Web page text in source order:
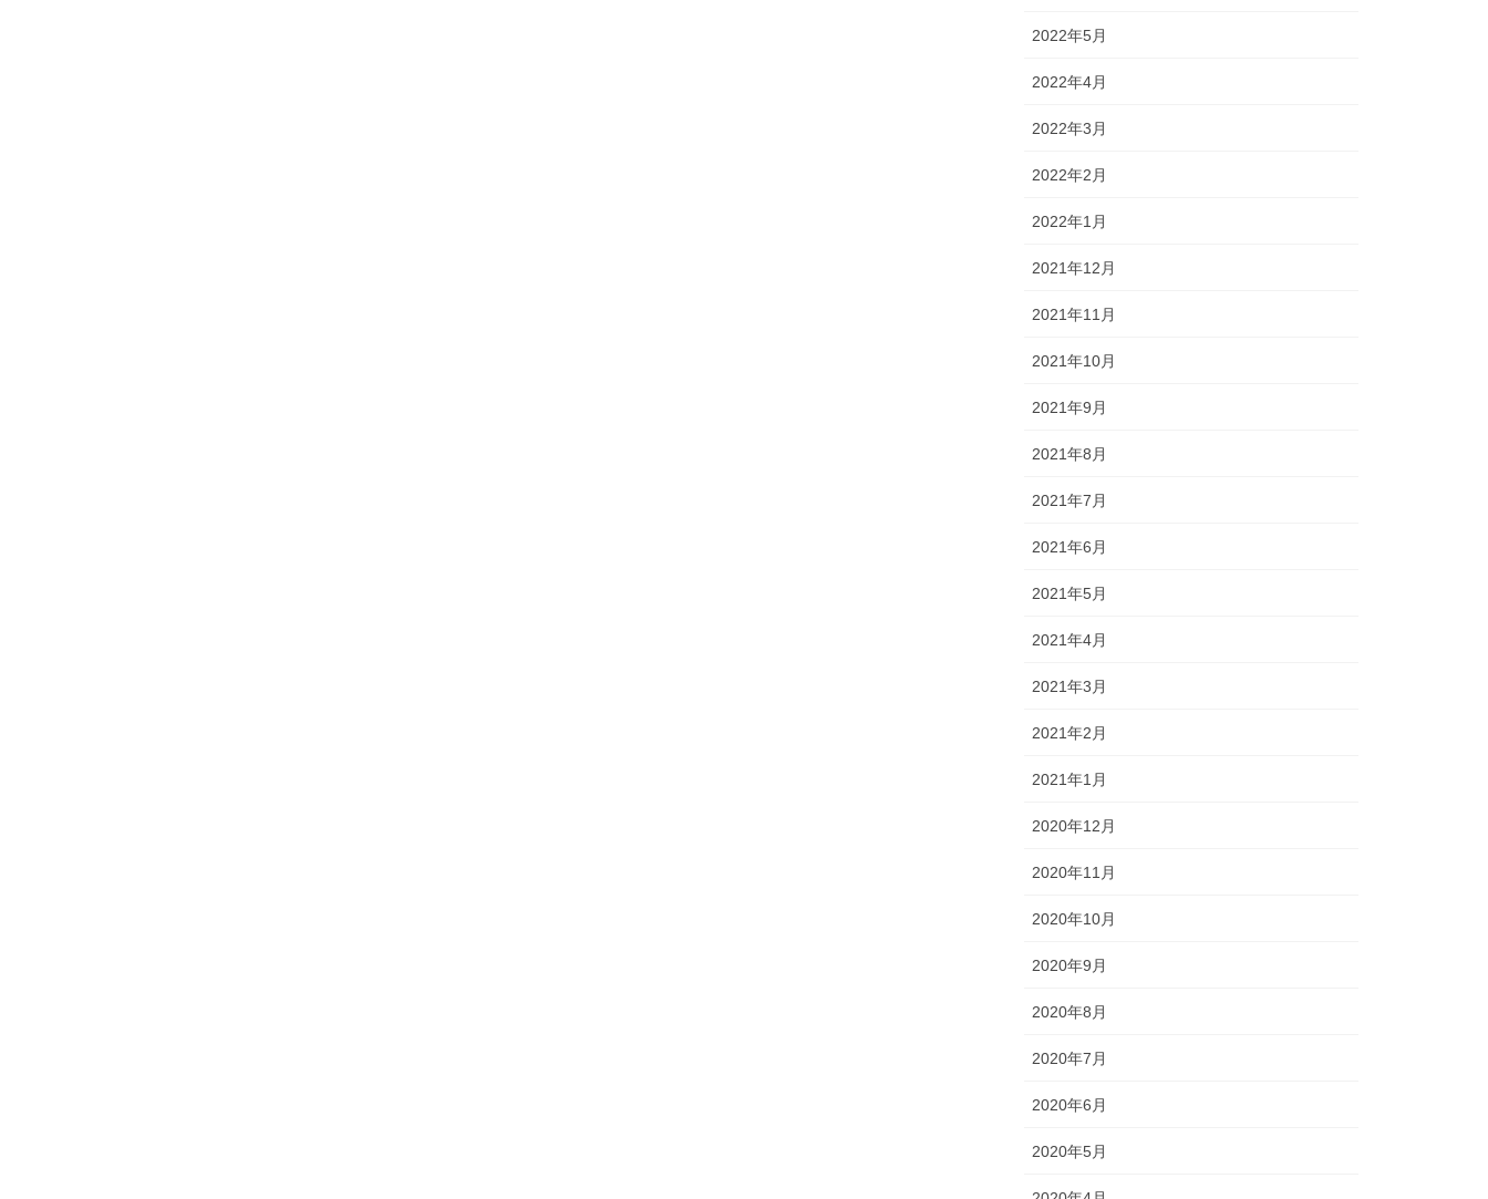
2022年5月
2022年4月
2022年3月
2022年2月
2022年1月
2021年12月
2021年11月
2021年10月
2021年9月
2021年8月
2021年7月
2021年6月
2021年5月
2021年4月
2021年3月
2021年2月
2021年1月
2020年12月
2020年11月
2020年10月
2020年9月
2020年8月
2020年7月
2020年6月
2020年5月